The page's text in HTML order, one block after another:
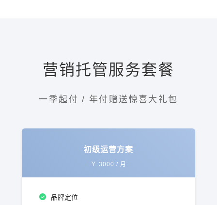
营销托管服务套餐
一季起付 / 年付赠送惊喜大礼包
初级运营方案
￥ 3000 / 月
品牌定位